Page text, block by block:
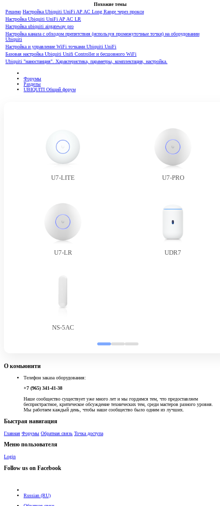
Похожие темы
Решено Настройка Ubiquiti UniFi AP AC Long Range через прокси
Настройка Ubiquiti UniFi AP AC LR
Настройка ubiquiti airgateway pro
Настройка канала с обходом препятствия (используя промежуточные точки) на оборудовании
Ubiquiti
Настройка и управление WiFi точками Ubiquiti UniFi
Базовая настройка Ubiquiti Unifi Controller и бесшовного WiFi
Ubiquiti "наностанция". Характеристика, параметры, комплектация, настройка.
Форумы
Разделы
UBIQUITI Общий форум
U7-LITE U7-PRO
U7-LR UDR7
NS-5AC
О комьюнити
Телефон заказа оборудования:
+7 (965) 341-41-38
Наше сообщество существует уже много лет и мы гордимся тем, что предоставляем
беспристрастное, критическое обсуждение технических тем, среди мастеров разного уровня.
Мы работаем каждый день, чтобы наше сообщество было одним из лучших.
Быстрая навигация
Главная Форумы Обратная связь Точка доступа
Меню пользователя
Login
Follow us on Facebook
Russian (RU)